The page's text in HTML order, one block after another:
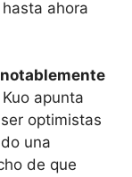
ahora
apunta
optimistas
una
de que